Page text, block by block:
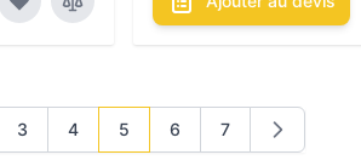
Page
3 Page
4 Vous lisez actuellement la page
5 Page
6 Page
7